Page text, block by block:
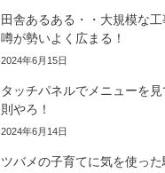
田舎あるある・・大規模な
噂が勢いよく広まる！
2024年6月15日
タッチパネルでメニューを
則やろ！
2024年6月14日
ツバメの子育てに気を使っ